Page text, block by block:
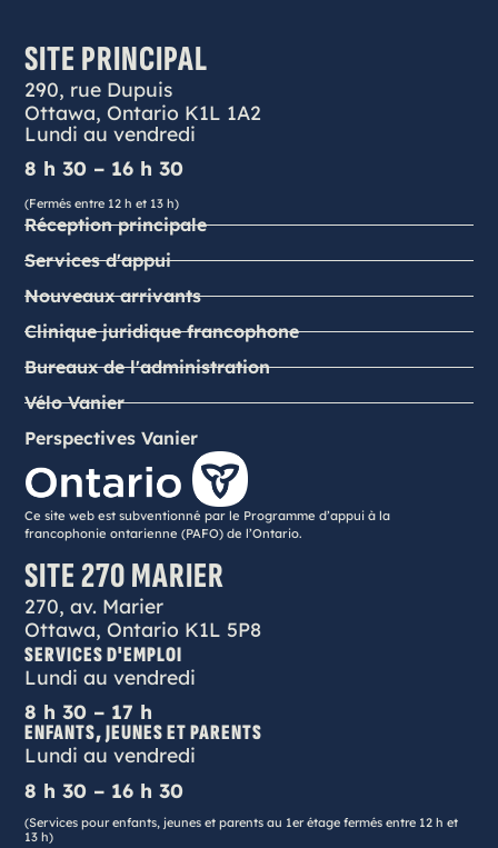
SITE PRINCIPAL
290, rue Dupuis
Ottawa, Ontario K1L 1A2
Lundi au vendredi
8 h 30 – 16 h 30
(Fermés entre 12 h et 13 h)
Réception principale
Services d'appui
Nouveaux arrivants
Clinique juridique francophone
Bureaux de l'administration
Vélo Vanier
Perspectives Vanier
Ce site web est subventionné par le Programme d’appui à la
francophonie ontarienne (PAFO) de l’Ontario.
SITE 270 MARIER
270, av. Marier
Ottawa, Ontario K1L 5P8
SERVICES D'EMPLOI
Lundi au vendredi
8 h 30 – 17 h
ENFANTS, JEUNES ET PARENTS
Lundi au vendredi
8 h 30 – 16 h 30
(Services pour enfants, jeunes et parents au 1er étage fermés entre 12 h et
13 h)